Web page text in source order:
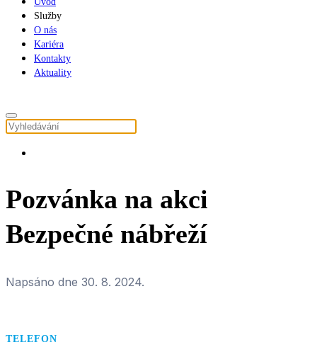
Služby
O nás
Kariéra
Kontakty
Aktuality
Pozvánka na akci
Bezpečné nábřeží
Napsáno dne 30. 8. 2024.
TELEFON